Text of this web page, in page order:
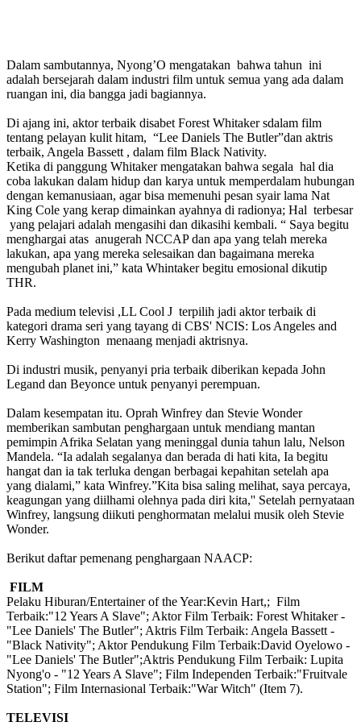
Dalam sambutannya, Nyong’O mengatakan bahwa tahun ini
adalah bersejarah dalam industri film untuk semua yang ada dalam
ruangan ini, dia bangga jadi bagiannya.
Di ajang ini, aktor terbaik disabet Forest Whitaker sdalam film
tentang pelayan kulit hitam, “Lee Daniels The Butler”dan aktris
terbaik, Angela Bassett , dalam film Black Nativity.
Ketika di panggung Whitaker mengatakan bahwa segala hal dia
coba lakukan dalam hidup dan karya untuk memperdalam hubungan
dengan kemanusiaan, agar bisa memenuhi pesan syair lama Nat
King Cole yang kerap dimainkan ayahnya di radionya; Hal terbesar
yang pelajari adalah mengasihi dan dikasihi kembali. “ Saya begitu
menghargai atas anugerah NCCAP dan apa yang telah mereka
lakukan, apa yang mereka selesaikan dan bagaimana mereka
mengubah planet ini,” kata Whintaker begitu emosional dikutip
THR.
Pada medium televisi ,LL Cool J terpilih jadi aktor terbaik di
kategori drama seri yang tayang di CBS' NCIS: Los Angeles and
Kerry Washington menaang menjadi aktrisnya.
Di industri musik, penyanyi pria terbaik diberikan kepada John
Legand dan Beyonce untuk penyanyi perempuan.
Dalam kesempatan itu. Oprah Winfrey dan Stevie Wonder
memberikan sambutan penghargaan untuk mendiang mantan
pemimpin Afrika Selatan yang meninggal dunia tahun lalu, Nelson
Mandela. “Ia adalah segalanya dan berada di hati kita, Ia begitu
hangat dan ia tak terluka dengan berbagai kepahitan setelah apa
yang dialami,” kata Winfrey.”Kita bisa saling melihat, saya percaya,
keagungan yang diilhami olehnya pada diri kita,'' Setelah pernyataan
Winfrey, langsung diikuti penghormatan melalui musik oleh Stevie
Wonder.
Berikut daftar pemenang penghargaan NAACP:
FILM
Pelaku Hiburan/Entertainer of the Year:Kevin Hart,; Film
Terbaik:"12 Years A Slave"; Aktor Film Terbaik: Forest Whitaker -
"Lee Daniels' The Butler"; Aktris Film Terbaik: Angela Bassett -
"Black Nativity"; Aktor Pendukung Film Terbaik:David Oyelowo -
"Lee Daniels' The Butler";Aktris Pendukung Film Terbaik: Lupita
Nyong'o - "12 Years A Slave"; Film Independen Terbaik:"Fruitvale
Station"; Film Internasional Terbaik:"War Witch" (Item 7).
TELEVISI